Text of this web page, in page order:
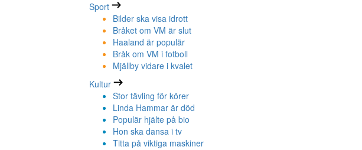
Sport
Bilder ska visa idrott
Bråket om VM är slut
Haaland är populär
Bråk om VM i fotboll
Mjällby vidare i kvalet
Kultur
Stor tävling för körer
Linda Hammar är död
Populär hjälte på bio
Hon ska dansa i tv
Titta på viktiga maskiner